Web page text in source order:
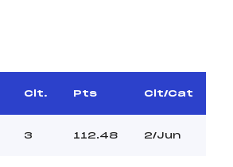
Clt. Pts Clt/Cat
3 112.48 2/Jun